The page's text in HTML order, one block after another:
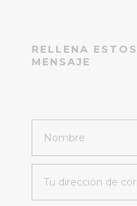
RELLENA
MENSAJE